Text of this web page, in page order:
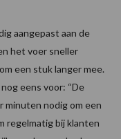
aangepast aan de
het voer sneller
een stuk langer mee.
eens voor: “De
minuten nodig om een
regelmatig bij klanten